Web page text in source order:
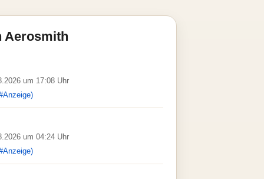
Aerosmith
um 17:08 Uhr
um 04:24 Uhr